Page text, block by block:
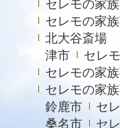
2021年6月
2021年5月
2021年4月
2021年3月
2021年2月
セレモの家
セレモの家
北大谷斎場
津市
セレ
セレモの家
セレモの家
鈴鹿市
セ
桑名市
セ